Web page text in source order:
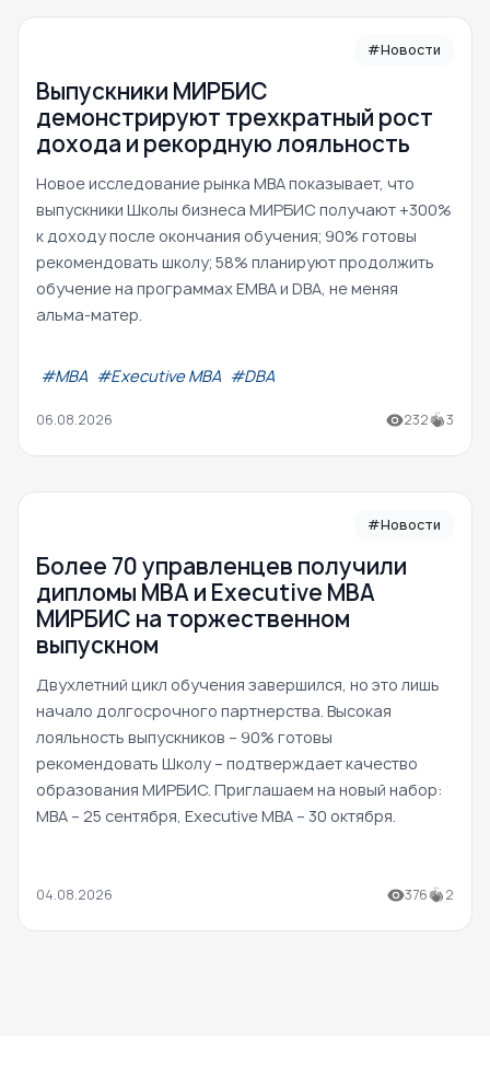
#Новости
Выпускники МИРБИС
демонстрируют трехкратный рост
дохода и рекордную лояльность
Новое исследование рынка MBA показывает, что
выпускники Школы бизнеса МИРБИС получают +300%
к доходу после окончания обучения; 90% готовы
рекомендовать школу; 58% планируют продолжить
обучение на программах EMBA и DBA, не меняя
альма-матер.
#МВА #Executive MBA #DBA
06.08.2026 232 3
#Новости
Более 70 управленцев получили
дипломы MBA и Executive MBA
МИРБИС на торжественном
выпускном
Двухлетний цикл обучения завершился, но это лишь
начало долгосрочного партнерства. Высокая
лояльность выпускников – 90% готовы
рекомендовать Школу – подтверждает качество
образования МИРБИС. Приглашаем на новый набор:
MBA – 25 сентября, Executive MBA – 30 октября.
04.08.2026 376 2